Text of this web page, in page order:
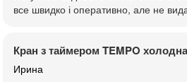
все швидко і оперативно, але не
Кран з таймером TEMPO
Ирина